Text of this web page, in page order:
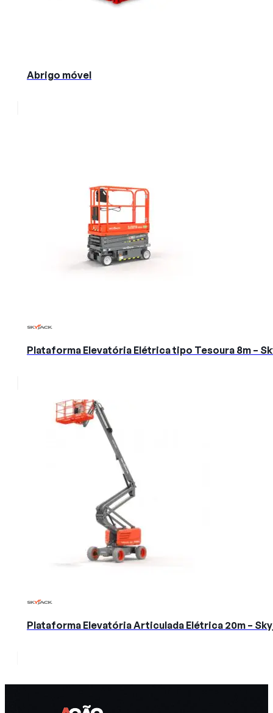
Abrigo móvel
Plataforma Elevatória Elétrica tipo Tesoura 8m –
Plataforma Elevatória Articulada Elétrica 20m –